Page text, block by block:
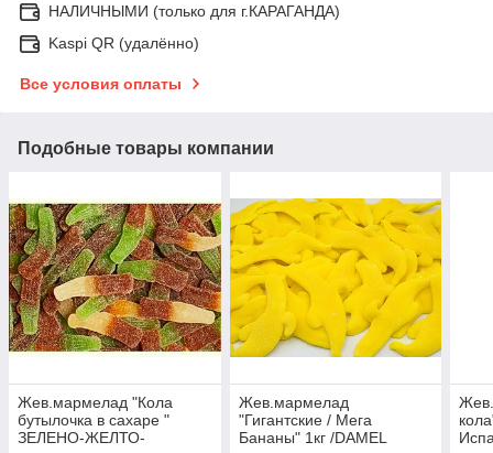
НАЛИЧНЫМИ (только для г.КАРАГАНДА)
Kaspi QR (удалённо)
Все условия оплаты
Подобные товары компании
Жев.мармелад "Кола
бутылочка в сахаре "
ЗЕЛЕНО-ЖЕЛТО-
Жев.мармелад
"Гигантские / Мега
Бананы" 1кг /DAMEL